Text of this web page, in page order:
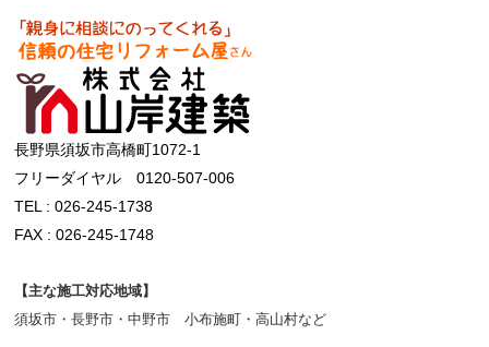
長野県須坂市高橋町1072-1
フリーダイヤル 0120-507-006
TEL : 026-245-1738
FAX : 026-245-1748
【主な施工対応地域】
須坂市・長野市・中野市 小布施町・高山村など